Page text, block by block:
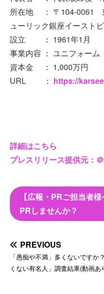
所在地 ： 〒104-0061
ューリック銀座イーストビ
設立 ： 1961年1月
事業内容 ： ユニフォー
資本金 ： 1,000万円
URL ： https://
詳細はこちら
プレスリリース提供元：
【広報・PRご担当者
PRしませんか？
PREVIOUS
「愚痴や不満」多くないです
くない有名人」調査結果(動画あ